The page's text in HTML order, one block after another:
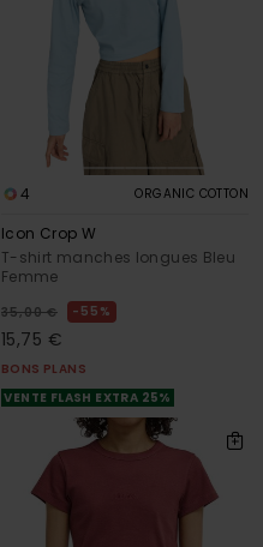
4 ORGANIC COTTON
Icon Crop W
T-shirt manches longues Bleu
Femme
35,00 € 55%
15,75 €
BONS PLANS
VENTE FLASH EXTRA 25%